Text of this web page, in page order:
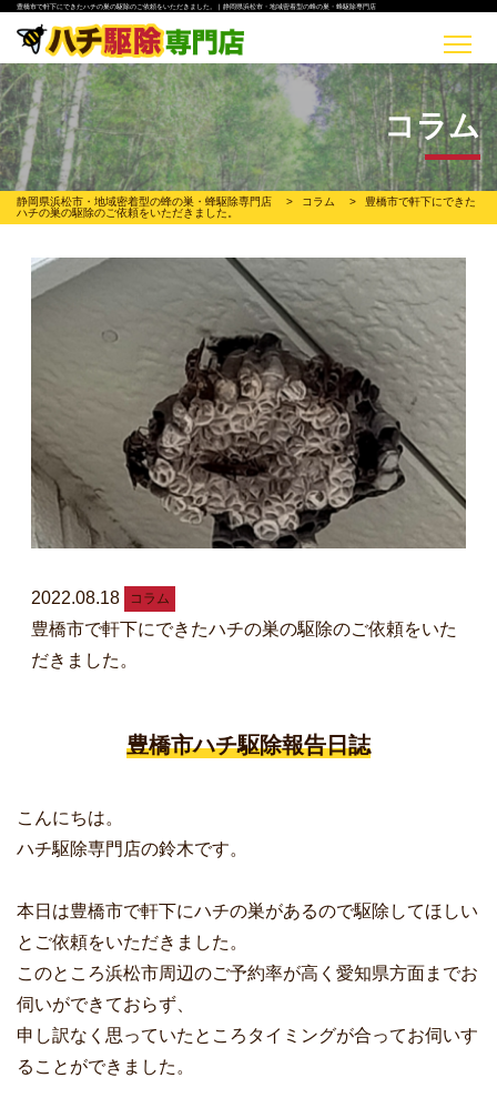
豊橋市で軒下にできたハチの巣の駆除のご依頼をいただきました。 | 静岡県浜松市・地域密着型の蜂の巣・蜂駆除専門店
コラム
静岡県浜松市・地域密着型の蜂の巣・蜂駆除専門店 > コラム >
豊橋市で軒下にできた
ハチの巣の駆除のご依頼をいただきました。
2022.08.18 コラム
豊橋市で軒下にできたハチの巣の駆除のご依頼をいた
だきました。
豊橋市ハチ駆除報告日誌
こんにちは。
ハチ駆除専門店の鈴木です。
本日は豊橋市で軒下にハチの巣があるので駆除してほしい
とご依頼をいただきました。
このところ浜松市周辺のご予約率が高く愛知県方面までお
伺いができておらず、
申し訳なく思っていたところタイミングが合ってお伺いす
ることができました。